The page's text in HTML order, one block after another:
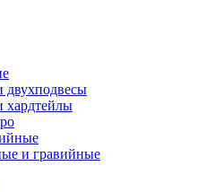
двухподвесы
хардтейлы
и гравийные